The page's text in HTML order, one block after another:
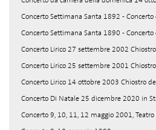
Concerto Settimana Santa 1892 - Concerto
Concerto Settimana Santa 1890 - Concerto
Concerto Lirico 27 settembre 2002
Concerto Lirico 25 settembre 2001
Concerto Lirico 14 ottobre 2003 Chiostro
Concerto Di Natale 25 dicembre 2020 in
Concerto 9, 10, 11, 12 maggio 2001,